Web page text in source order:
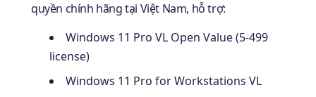
quyền chính hãng tại Việt Nam, hỗ trợ:
Windows 11 Pro VL Open Value (5-499
license)
Windows 11 Pro for Workstations VL